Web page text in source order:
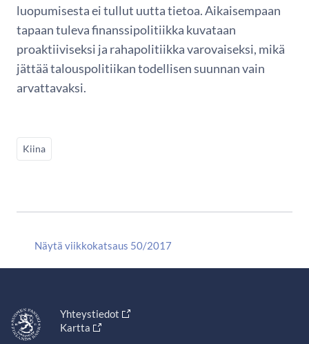
luopumisesta ei tullut uutta tietoa. Aikaisempaan
tapaan tuleva finanssipolitiikka kuvataan
proaktiiviseksi ja rahapolitiikka varovaiseksi, mikä
jättää talouspolitiikan todellisen suunnan vain
arvattavaksi.
Kiina
Näytä viikkokatsaus 50/2017
Yhteystiedot
Kartta